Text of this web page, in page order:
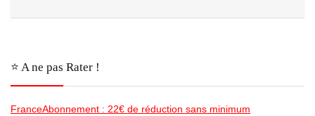
⭐️ A ne pas Rater !
FranceAbonnement : 22€ de réduction sans minimum